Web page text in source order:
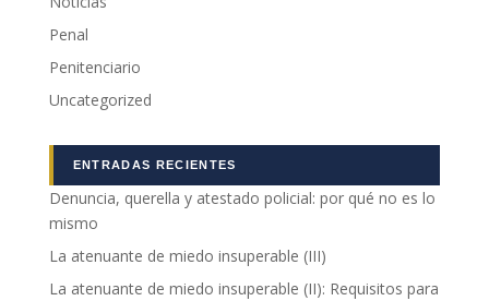
Penal
Penitenciario
Uncategorized
ENTRADAS RECIENTES
Denuncia, querella y atestado policial: por qué no es lo
mismo
La atenuante de miedo insuperable (III)
La atenuante de miedo insuperable (II): Requisitos para
Marketing
Al compartir tus
comportamiento
nuestro sitio,
aumentas la
posibilidad de
ver contenido y
ofertas